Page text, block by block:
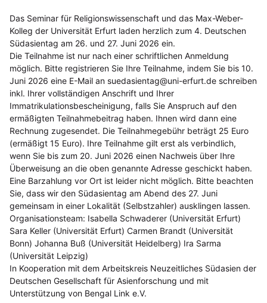
Das Seminar für Religionswissenschaft und das Max-Weber-
Kolleg der Universität Erfurt laden herzlich zum 4. Deutschen
Südasientag am 26. und 27. Juni 2026 ein.
Die Teilnahme ist nur nach einer schriftlichen Anmeldung
möglich. Bitte registrieren Sie Ihre Teilnahme, indem Sie bis 10.
Juni 2026 eine E-Mail an suedasientag@uni-erfurt.de schreiben
inkl. Ihrer vollständigen Anschrift und Ihrer
Immatrikulationsbescheinigung, falls Sie Anspruch auf den
ermäßigten Teilnahmebeitrag haben. Ihnen wird dann eine
Rechnung zugesendet. Die Teilnahmegebühr beträgt 25 Euro
(ermäßigt 15 Euro). Ihre Teilnahme gilt erst als verbindlich,
wenn Sie bis zum 20. Juni 2026 einen Nachweis über Ihre
Überweisung an die oben genannte Adresse geschickt haben.
Eine Barzahlung vor Ort ist leider nicht möglich. Bitte beachten
Sie, dass wir den Südasientag am Abend des 27. Juni
gemeinsam in einer Lokalität (Selbstzahler) ausklingen lassen.
Organisationsteam: Isabella Schwaderer (Universität Erfurt)
Sara Keller (Universität Erfurt) Carmen Brandt (Universität
Bonn) Johanna Buß (Universität Heidelberg) Ira Sarma
(Universität Leipzig)
In Kooperation mit dem Arbeitskreis Neuzeitliches Südasien der
Deutschen Gesellschaft für Asienforschung und mit
Unterstützung von Bengal Link e.V.